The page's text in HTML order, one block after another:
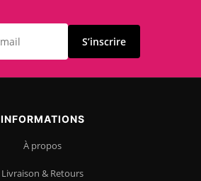
S’inscrire
INFORMATIONS
À propos
Livraison & Retours